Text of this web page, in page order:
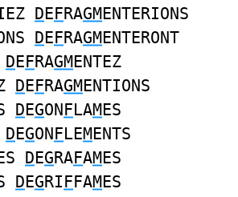
DEFRAGMENTERIONS
DEFRAGMENTERONT
DEFRAGMENTEZ
DEFRAGMENTIONS
DEGONFLAMES
DEGONFLEMENTS
DEGRAFAMES
DEGRIFFAMES